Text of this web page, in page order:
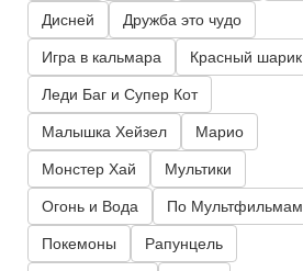
Дисней Дружба это чудо
Игра в кальмара Красный шарик
Леди Баг и Супер Кот
Малышка Хейзел Марио
Монстер Хай Мультики
Огонь и Вода По Мультфильмам
Покемоны Рапунцель